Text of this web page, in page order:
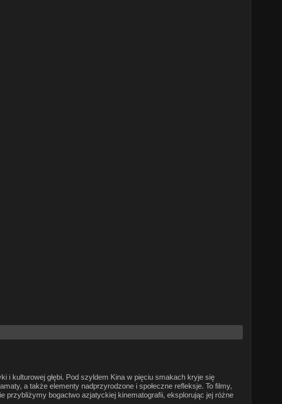
i kulturowej głębi. Pod szyldem Kina w pięciu smakach kryje się
a także elementy nadprzyrodzone i społeczne refleksje. To filmy,
przybliżymy bogactwo azjatyckiej kinematografii, eksplorując jej różne